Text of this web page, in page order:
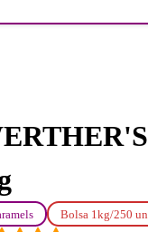
Bolsa 1kg/250